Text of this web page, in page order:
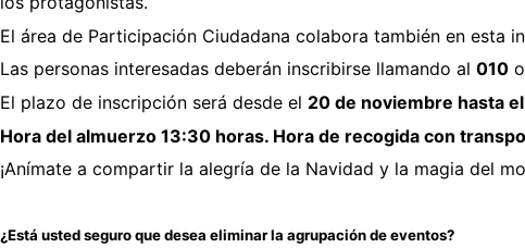
El área de Participación Ciudadana colabora también en esta
Las personas interesadas deberán inscribirse llamando al 010 o
El plazo de inscripción será desde el 20 de noviembre hasta
Hora del almuerzo 13:30 horas. Hora de recogida con
¡Anímate a compartir la alegría de la Navidad y la magia del
¿Está usted seguro que desea eliminar la agrupación de eventos?